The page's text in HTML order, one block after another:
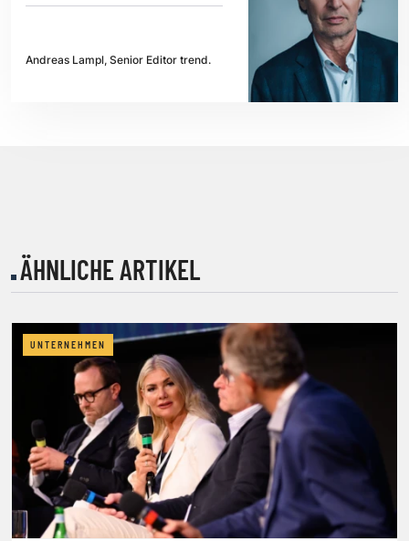
Andreas Lampl, Senior Editor trend.
ÄHNLICHE ARTIKEL
UNTERNEHMEN